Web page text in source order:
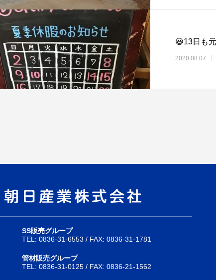
😃13日も
2020.08.07
SS販売グループ
TEL: 0836-31-6553 / FAX: 0836-31-1781
管材販売グループ
TEL: 0836-31-0125 / FAX: 0836-21-1562